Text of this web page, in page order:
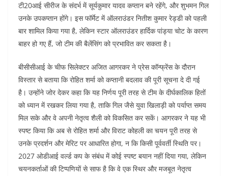
टी20आई सीरीज के संदर्भ में सूर्यकुमार यादव कप्तान बने रहेंगे, और शुभमन गिल
उनके उपकप्तान होंगे। इस फॉर्मेट में ऑलराउंडर नितीश कुमार रेड्डी को पहली
बार शामिल किया गया है, लेकिन स्टार ऑलराउंडर हार्दिक पांड्या चोट के कारण
बाहर हो गए हैं, जो टीम की बैलेंसिंग को प्रभावित कर सकता है।
बीसीसीआई के चीफ सिलेक्टर अजित आगरकर ने प्रेस कॉन्फ्रेंस के दौरान
विस्तार से बताया कि रोहित शर्मा को कप्तानी बदलाव की पूरी सूचना दे दी गई
है। उन्होंने जोर देकर कहा कि यह निर्णय पूरी तरह से टीम के दीर्घकालिक हितों
को ध्यान में रखकर लिया गया है, ताकि गिल जैसे युवा खिलाड़ी को पर्याप्त समय
मिल सके और वे अपनी नेतृत्व शैली को विकसित कर सकें। आगरकर ने यह भी
स्पष्ट किया कि अब से रोहित शर्मा और विराट कोहली का चयन पूरी तरह से
उनके प्रदर्शन और मेरिट पर आधारित होगा, न कि किसी पूर्ववर्ती स्थिति पर।
2027 ओडीआई वर्ल्ड कप के संबंध में कोई स्पष्ट बयान नहीं दिया गया, लेकिन
चयनकर्ताओं की टिप्पणियों से साफ है कि वे एक स्थिर और मजबूत नेतृत्व